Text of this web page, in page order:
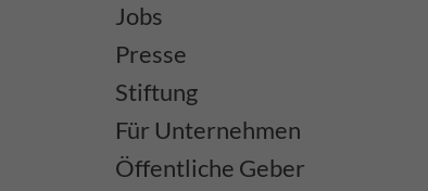
Jobs
Presse
Stiftung
Für Unternehmen
Öffentliche Geber